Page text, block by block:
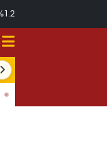
1.2
Fuarı'nda Madrigal